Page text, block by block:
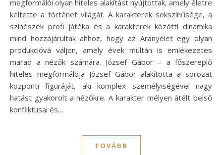
megformálói olyan hiteles alakítást nyújtottak, amely életre
keltette a történet világát. A karakterek sokszínűsége, a
színészek profi játéka és a karakterek közötti dinamika
mind hozzájárultak ahhoz, hogy az Aranyélet egy olyan
produkcióvá váljon, amely évek múltán is emlékezetes
marad a nézők számára. József Gábor – a főszereplő
hiteles megformálója József Gábor alakította a sorozat
központi figuráját, aki komplex személyiségével nagy
hatást gyakorolt a nézőkre. A karakter mélyen átélt belső
konfliktusai és…
TOVÁBB